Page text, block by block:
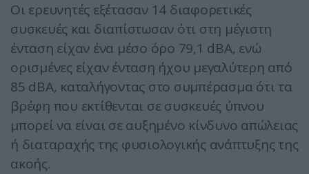
Οι ερευνητές εξέτασαν 14 διαφορετικές
συσκευές και διαπίστωσαν ότι στη μέγιστη
ένταση είχαν ένα μέσο όρο 79,1 dBA, ενώ
ορισμένες είχαν ένταση ήχου μεγαλύτερη από
85 dBA, καταλήγοντας στο συμπέρασμα ότι τα
βρέφη που εκτίθενται σε συσκευές ύπνου
μπορεί να είναι σε αυξημένο κίνδυνο απώλειας
ή διαταραχής της φυσιολογικής ανάπτυξης της
ακοής.